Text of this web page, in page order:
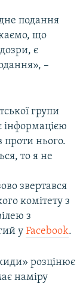
подання
що
є
–
групи
інформацією
нього.
то я не
звертався
комітету з
з
у Facebook.
розцінює
наміру